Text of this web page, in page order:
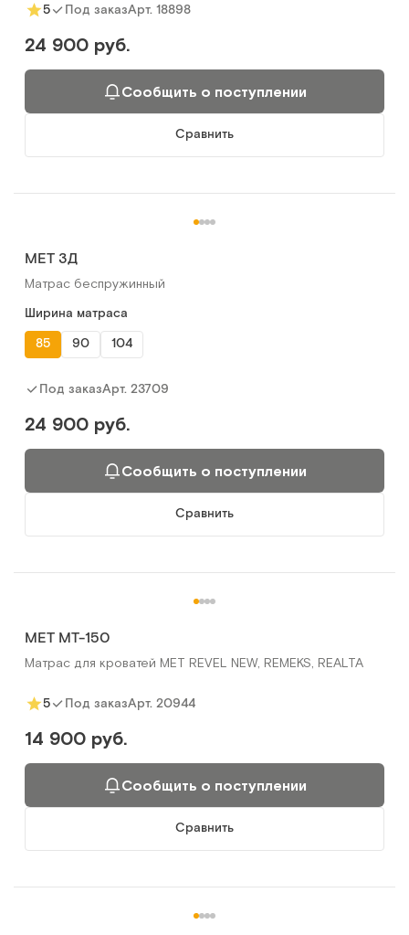
5 Под заказАрт. 18898
24 900 руб.
Сообщить о поступлении
Сравнить
MET 3Д
Матрас беспружинный
Ширина матраса
85
90 104
Под заказАрт. 23709
24 900 руб.
Сообщить о поступлении
Сравнить
МЕТ МТ-150
Матрас для кроватей MET REVEL NEW, REMEKS, REALTA
5 Под заказАрт. 20944
14 900 руб.
Сообщить о поступлении
Сравнить